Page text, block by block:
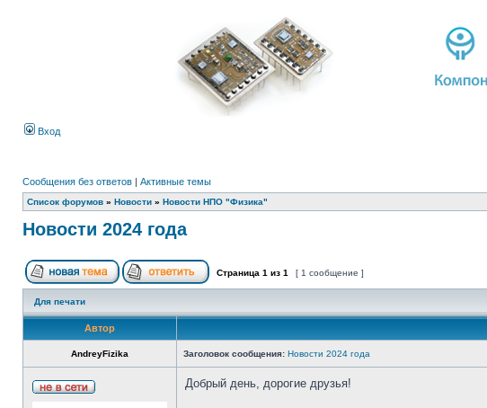
Вход
Сообщения без ответов | Активные темы
Список форумов » Новости » Новости НПО "Физика"
Новости 2024 года
Страница 1 из 1 [ 1 сообщение ]
Для печати
Автор
AndreyFizika Заголовок сообщения: Новости 2024 года
Добрый день, дорогие друзья!